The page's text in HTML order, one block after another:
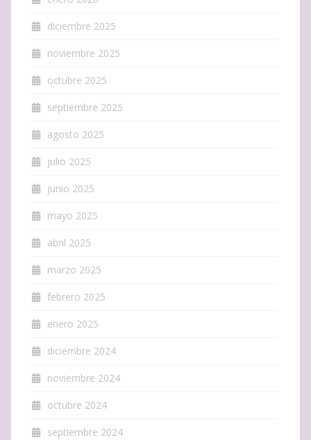
diciembre 2025
noviembre 2025
octubre 2025
septiembre 2025
agosto 2025
julio 2025
junio 2025
mayo 2025
abril 2025
marzo 2025
febrero 2025
enero 2025
diciembre 2024
noviembre 2024
octubre 2024
septiembre 2024